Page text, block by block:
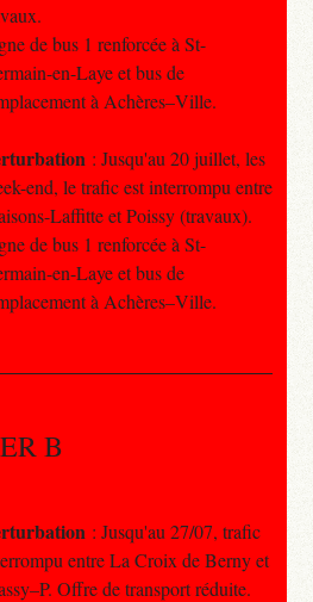
de bus 1 renforcée à St-
en-Laye et bus de
à Achères–Ville.
: Jusqu'au 20 juillet, les
end, le trafic est interrompu entre
Laffitte et Poissy (travaux).
de bus 1 renforcée à St-
en-Laye et bus de
à Achères–Ville.
B
: Jusqu'au 27/07, trafic
entre La Croix de Berny et
Offre de transport réduite.